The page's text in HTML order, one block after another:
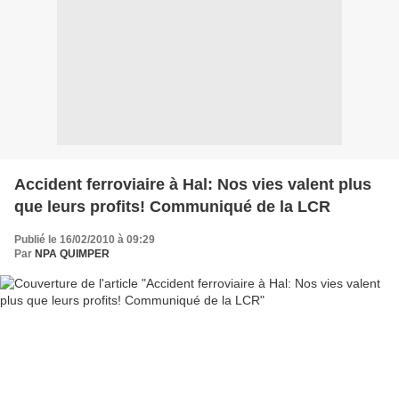
Accident ferroviaire à Hal: Nos vies valent plus
que leurs profits! Communiqué de la LCR
Publié le 16/02/2010 à 09:29
Par NPA QUIMPER